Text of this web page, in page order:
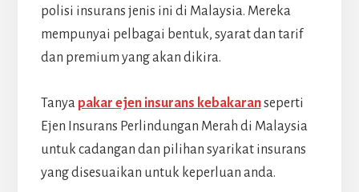
polisi insurans jenis ini di Malaysia. Mereka
mempunyai pelbagai bentuk, syarat dan tarif
dan premium yang akan dikira.
Tanya pakar ejen insurans kebakaranseperti
Ejen Insurans Perlindungan Merah di Malaysia
untuk cadangan dan pilihan syarikat insurans
yang disesuaikan untuk keperluan anda.